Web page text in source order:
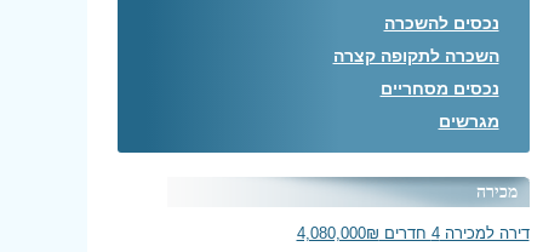
נכסים להשכרה
השכרה לתקופה קצרה
נכסים מסחריים
מגרשים
מכירה
דירה למכירה 4 חדרים 4,080,000₪